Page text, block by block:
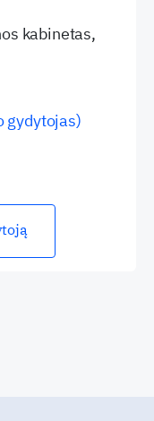
kabinetas,
gydytojas)